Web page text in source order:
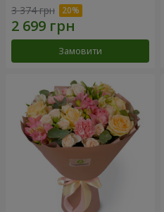
3 374 грн
Замовити